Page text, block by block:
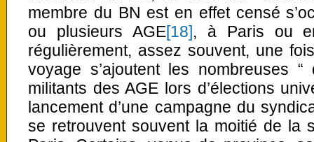
membre du BN est en effet censé
ou plusieurs AGE[18], à Paris ou
régulièrement, assez souvent, une
voyage s’ajoutent les nombreuses
militants des AGE lors d’élections
lancement d’une campagne du
se retrouvent souvent la moitié de la